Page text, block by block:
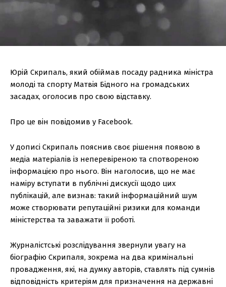
Юрій Скрипаль, який обіймав посаду радника міністра
молоді та спорту Матвія Бідного на громадських
засадах, оголосив про свою відставку.
Про це він повідомив у Facebook.
У дописі Скрипаль пояснив своє рішення появою в
медіа матеріалів із неперевіреною та спотвореною
інформацією про нього. Він наголосив, що не має
наміру вступати в публічні дискусії щодо цих
публікацій, але визнав: такий інформаційний шум
може створювати репутаційні ризики для команди
міністерства та заважати її роботі.
Журналістські розслідування звернули увагу на
біографію Скрипаля, зокрема на два кримінальні
провадження, які, на думку авторів, ставлять під сумнів
відповідність критеріям для призначення на державні